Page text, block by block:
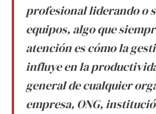
profesional liderando o
equipos, algo que
atención es cómo la
influye en la
general de cualquier
empresa, ONG,